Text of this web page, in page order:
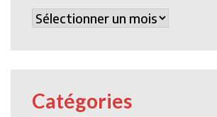
Archives
Catégories